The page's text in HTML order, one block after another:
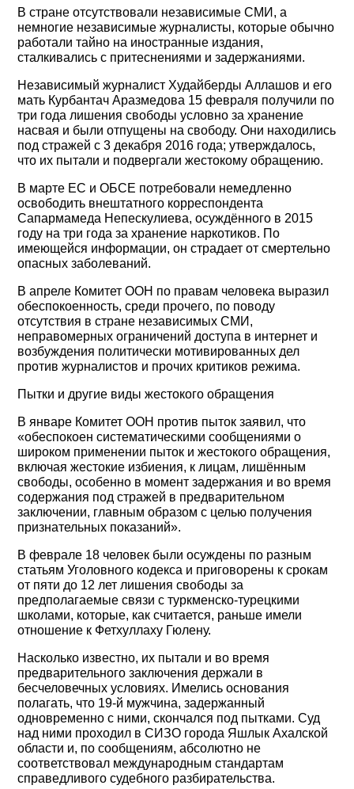
В стране отсутствовали независимые СМИ, а
немногие независимые журналисты, которые обычно
работали тайно на иностранные издания,
сталкивались с притеснениями и задержаниями.
Независимый журналист Худайберды Аллашов и его
мать Курбантач Аразмедова 15 февраля получили по
три года лишения свободы условно за хранение
насвая и были отпущены на свободу. Они находились
под стражей с 3 декабря 2016 года; утверждалось,
что их пытали и подвергали жестокому обращению.
В марте ЕС и ОБСЕ потребовали немедленно
освободить внештатного корреспондента
Сапармамеда Непескулиева, осуждённого в 2015
году на три года за хранение наркотиков. По
имеющейся информации, он страдает от смертельно
опасных заболеваний.
В апреле Комитет ООН по правам человека выразил
обеспокоенность, среди прочего, по поводу
отсутствия в стране независимых СМИ,
неправомерных ограничений доступа в интернет и
возбуждения политически мотивированных дел
против журналистов и прочих критиков режима.
Пытки и другие виды жестокого обращения
В январе Комитет ООН против пыток заявил, что
«обеспокоен систематическими сообщениями о
широком применении пыток и жестокого обращения,
включая жестокие избиения, к лицам, лишённым
свободы, особенно в момент задержания и во время
содержания под стражей в предварительном
заключении, главным образом с целью получения
признательных показаний».
В феврале 18 человек были осуждены по разным
статьям Уголовного кодекса и приговорены к срокам
от пяти до 12 лет лишения свободы за
предполагаемые связи с туркменско-турецкими
школами, которые, как считается, раньше имели
отношение к Фетхуллаху Гюлену.
Насколько известно, их пытали и во время
предварительного заключения держали в
бесчеловечных условиях. Имелись основания
полагать, что 19-й мужчина, задержанный
одновременно с ними, скончался под пытками. Суд
над ними проходил в СИЗО города Яшлык Ахалской
области и, по сообщениям, абсолютно не
соответствовал международным стандартам
справедливого судебного разбирательства.